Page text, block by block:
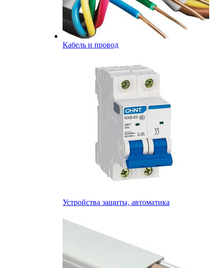
Кабель и провод
Устройства защиты, автоматика